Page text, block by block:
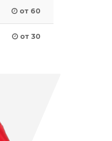
от 60
от 30